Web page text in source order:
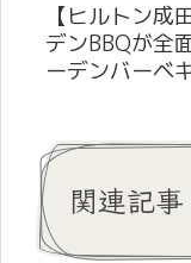
【ヒルトン
デンBBQが全
ーデンバーベ
関連記事